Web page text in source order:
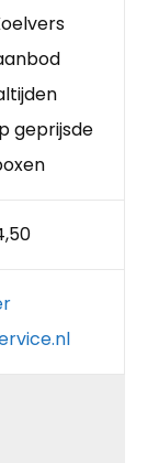
geprijsde